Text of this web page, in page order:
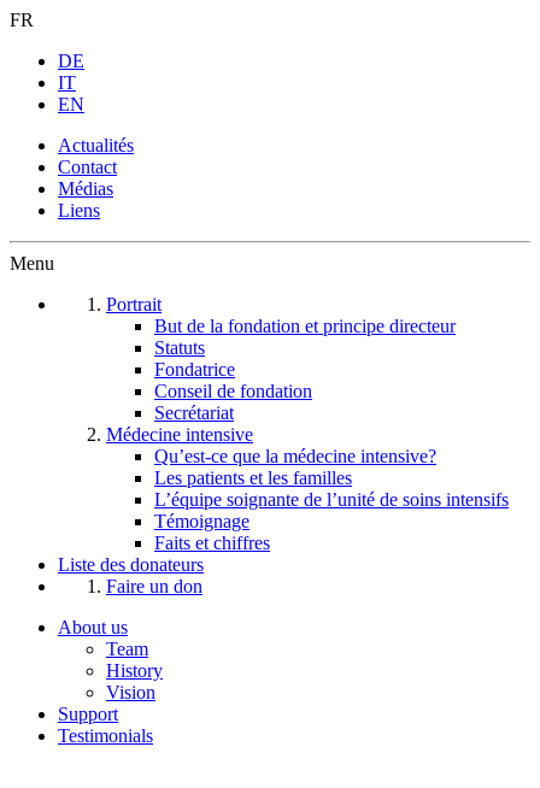
FR
DE
IT
EN
Actualités
Contact
Médias
Liens
Menu
Portrait
But de la fondation et principe directeur
Statuts
Fondatrice
Conseil de fondation
Secrétariat
Médecine intensive
Qu’est-ce que la médecine intensive?
Les patients et les familles
L’équipe soignante de l’unité de soins intensifs
Témoignage
Faits et chiffres
Liste des donateurs
Faire un don
About us
Team
History
Vision
Support
Testimonials